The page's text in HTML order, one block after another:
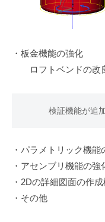
・板金機能の強化
ロフトベンドの改
検証機能が追加
・パラメトリック機能
・アセンブリ機能の強
・2Dの詳細図面の作
・その他